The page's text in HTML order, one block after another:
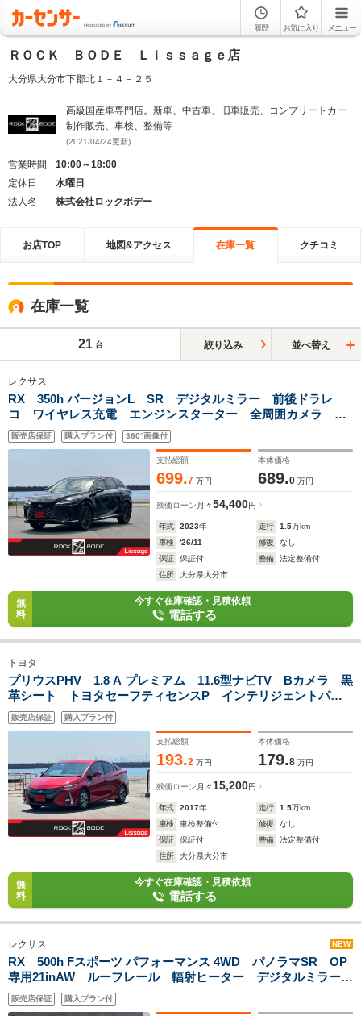
履歴 お気に入り メニュー
ＲＯＣＫ ＢＯＤＥ Ｌｉｓｓａｇｅ店
大分県大分市下郡北１－４－２５
高級国産車専門店。新車、中古車、旧車販売、コンプリートカー
制作販売、車検、整備等
(2021/04/24更新)
営業時間
10:00～18:00
定休日
水曜日
法人名
株式会社ロックボデー
お店TOP 地図&アクセス 在庫一覧 クチコミ
在庫一覧
21 台 絞り込み 並べ替え
レクサス
RX 350h バージョンL SR デジタルミラー 前後ドラレ
コ ワイヤレス充電 エンジンスターター 全周囲カメラ TV
キット パワーバックドア 白革 ベンチレーションシート
HUD BSM レクサスチームメイト 21inAW
販売店保証 購入プラン付 360°画像付
支払総額
699.7 万円
本体価格
689.0 万円
残価ローン 月々54,400円
年式 2023年 走行 1.5万km
車検
'26/11 修復
なし
保証
保証付 整備
法定整備付
住所
大分県大分市
無
料
今すぐ在庫確認・見積依頼
電話する
トヨタ
プリウスPHV 1.8 A プレミアム 11.6型ナビTV Bカメラ 黒
革シート トヨタセーフティセンスP インテリジェントパー
クアシスト BSM HUD ステア&シートヒーター ドラレ
コ ETC LEDヘッドランプ アダプティブハイビーム
販売店保証 購入プラン付
支払総額
193.2 万円
本体価格
179.8 万円
残価ローン 月々 15,200円
年式 2017年 走行 1.5万km
車検
車検整備付 修復
なし
保証
保証付 整備
法定整備付
住所
大分県大分市
無
料
今すぐ在庫確認・見積依頼
電話する
レクサス NEW
RX 500h Fスポーツ パフォーマンス 4WD パノラマSR OP
専用21inAW ルーフレール 輻射ヒーター デジタルミラー
全周囲カメラ ワイヤレス充電 レクサスチームメイト
HUD BSM パワーバックドア 前後ベンチレーションシート
販売店保証 購入プラン付